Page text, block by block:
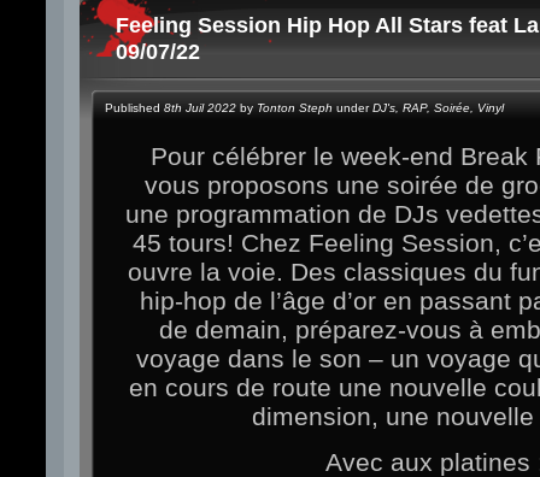
Feeling Session Hip Hop All Stars feat
09/07/22
Published 8th Juil 2022 by Tonton Steph underDJ's RAP, Soirée Vinyl
Pour célébrer le week-end Break
vous proposons une soirée de
une programmation de DJs
45 tours! Chez Feeling Session,
ouvre la voie. Des classiques du
hip-hop de l’âge d’or en passant
de demain, préparez-vous à
voyage dans le son – un voyage
en cours de route une nouvelle
dimension, une nouvelle
Avec aux platines